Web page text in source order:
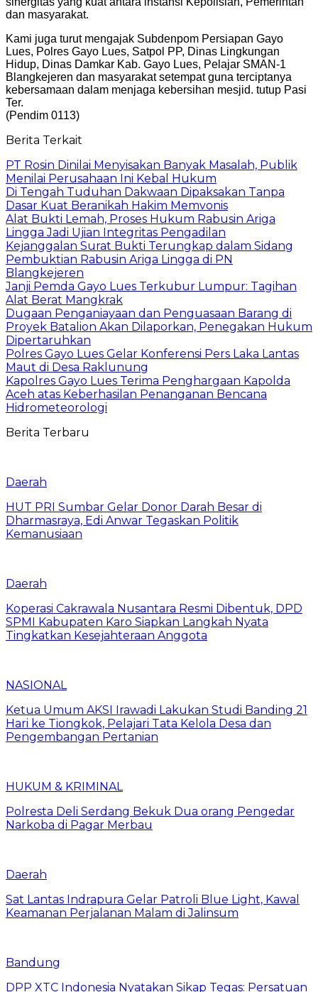
dan masyarakat.
Kami juga turut mengajak Subdenpom Persiapan Gayo
Lues, Polres Gayo Lues, Satpol PP, Dinas Lingkungan
Hidup, Dinas Damkar Kab. Gayo Lues, Pelajar SMAN-1
Blangkejeren dan masyarakat setempat guna terciptanya
kebersamaan dalam menjaga kebersihan mesjid. tutup Pasi
Ter.
(Pendim 0113)
Berita Terkait
PT Rosin Dinilai Menyisakan Banyak Masalah, Publik
Menilai Perusahaan Ini Kebal Hukum
Di Tengah Tuduhan Dakwaan Dipaksakan Tanpa
Dasar Kuat Beranikah Hakim Memvonis
Alat Bukti Lemah, Proses Hukum Rabusin Ariga
Lingga Jadi Ujian Integritas Pengadilan
Kejanggalan Surat Bukti Terungkap dalam Sidang
Pembuktian Rabusin Ariga Lingga di PN
Blangkejeren
Janji Pemda Gayo Lues Terkubur Lumpur: Tagihan
Alat Berat Mangkrak
Dugaan Penganiayaan dan Penguasaan Barang di
Proyek Batalion Akan Dilaporkan, Penegakan Hukum
Dipertaruhkan
Polres Gayo Lues Gelar Konferensi Pers Laka Lantas
Maut di Desa Raklunung
Kapolres Gayo Lues Terima Penghargaan Kapolda
Aceh atas Keberhasilan Penanganan Bencana
Hidrometeorologi
Berita Terbaru
Daerah
HUT PRI Sumbar Gelar Donor Darah Besar di
Dharmasraya, Edi Anwar Tegaskan Politik
Kemanusiaan
Daerah
Koperasi Cakrawala Nusantara Resmi Dibentuk, DPD
SPMI Kabupaten Karo Siapkan Langkah Nyata
Tingkatkan Kesejahteraan Anggota
NASIONAL
Ketua Umum AKSI Irawadi Lakukan Studi Banding 21
Hari ke Tiongkok, Pelajari Tata Kelola Desa dan
Pengembangan Pertanian
HUKUM & KRIMINAL
Polresta Deli Serdang Bekuk Dua orang Pengedar
Narkoba di Pagar Merbau
Daerah
Sat Lantas Indrapura Gelar Patroli Blue Light, Kawal
Keamanan Perjalanan Malam di Jalinsum
Bandung
DPP XTC Indonesia Nyatakan Sikap Tegas: Persatuan